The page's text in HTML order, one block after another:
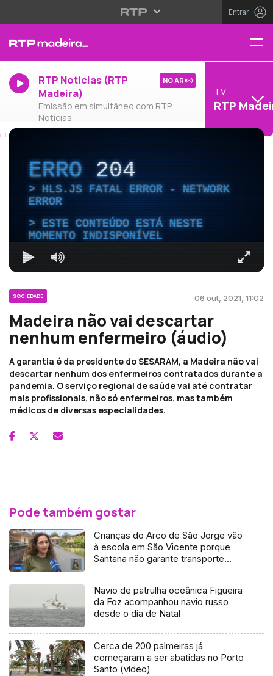
Entrar
RTP Notícias (RTP
Madeira)
Emissão em simultâneo com RTP
Notícias
NO AR
TV
RTP
ERRO204
HLS.JS FATAL ERROR - NETWORK
ERROR
ESTE CONTEÚDO ESTÁ NESTE
MOMENTO INDISPONÍVEL
SOCIEDADE 06 out, 2021, 11:02
Madeira não vai descartar
nenhum enfermeiro (áudio)
A garantia é da presidente do SESARAM, a Madeira não vai
descartar nenhum dos enfermeiros contratados durante a
pandemia. O serviço regional de saúde vai até contratar
mais profissionais, não só enfermeiros, mas também
médicos de diversas especialidades.
Pode também gostar
Crianças do Arco de São Jorge vão
à escola em São Vicente porque
Santana não garante transporte
Navio de patrulha oceânica Figueira
da Foz acompanhou navio russo
desde o dia de Natal
Cerca de 200 palmeiras já
começaram a ser abatidas no Porto
Santo (vídeo)